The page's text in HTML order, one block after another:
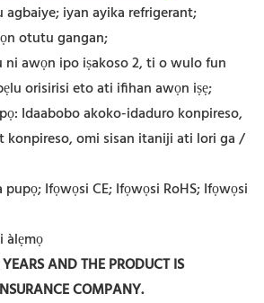
agbaiye; iyan ayika refrigerant;
otutu gangan;
awọn ipo iṣakoso 2, ti o wulo fun
orisirisi eto ati ifihan awọn iṣẹ;
Idaabobo akoko-idaduro konpireso,
konpireso, omi sisan itaniji ati lori ga /
Ifọwọsi CE; Ifọwọsi RoHS; Ifọwọsi
àlẹmọ
AND THE PRODUCT IS
COMPANY.